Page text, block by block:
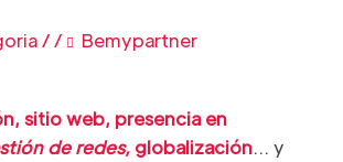
/ / Bemypartner
sitio web, presencia en
de redes, globalización… y